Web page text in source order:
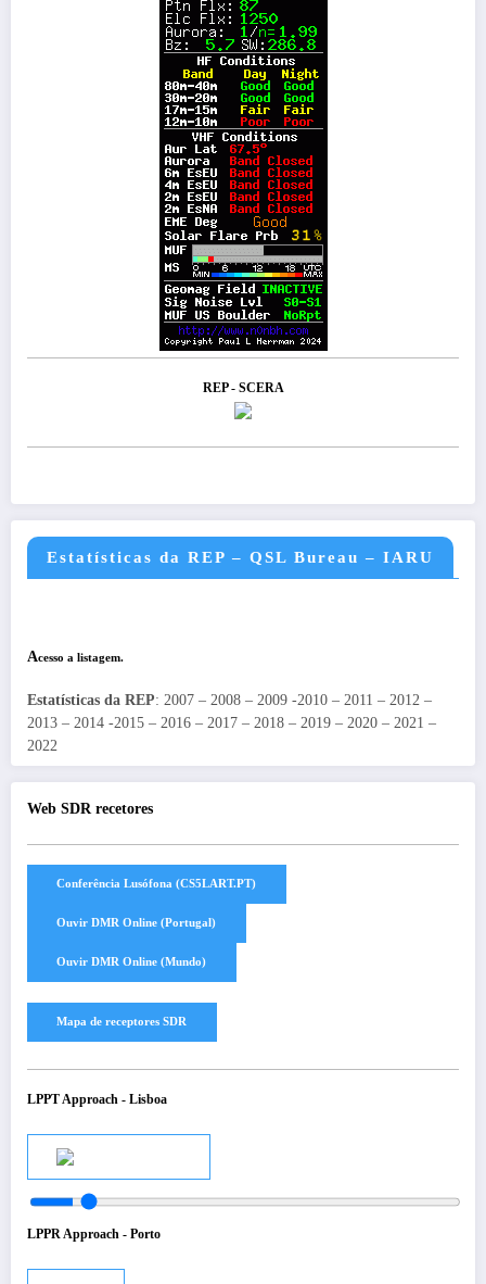
REP - SCERA
Estatísticas da REP – QSL Bureau – IARU
Acesso a listagem.
Estatísticas da REP: 2007 – 2008 – 2009 -2010 – 2011 – 2012 –
2013 – 2014 -2015 – 2016 – 2017 – 2018 – 2019 – 2020 – 2021 –
2022
Web SDR recetores
LPPT Approach - Lisboa
LPPR Approach - Porto